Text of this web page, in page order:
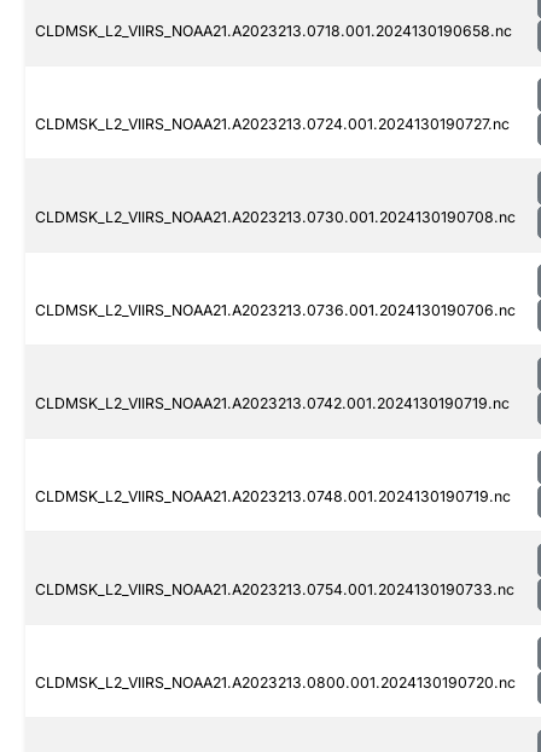
CLDMSK_L2_VIIRS_NOAA21.A2023213.0718.001.2024130190658.nc
CLDMSK_L2_VIIRS_NOAA21.A2023213.0724.001.2024130190727.nc
CLDMSK_L2_VIIRS_NOAA21.A2023213.0730.001.2024130190708.nc
CLDMSK_L2_VIIRS_NOAA21.A2023213.0736.001.2024130190706.nc
CLDMSK_L2_VIIRS_NOAA21.A2023213.0742.001.2024130190719.nc
CLDMSK_L2_VIIRS_NOAA21.A2023213.0748.001.2024130190719.nc
CLDMSK_L2_VIIRS_NOAA21.A2023213.0754.001.2024130190733.nc
CLDMSK_L2_VIIRS_NOAA21.A2023213.0800.001.2024130190720.nc